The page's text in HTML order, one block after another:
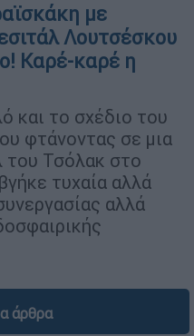
με
Λουτσέσκου
Καρέ-καρέ η
και το σχέδιο του
φτάνοντας σε μια
του Τσόλακ στο
τυχαία αλλά
αλλά
άρθρα